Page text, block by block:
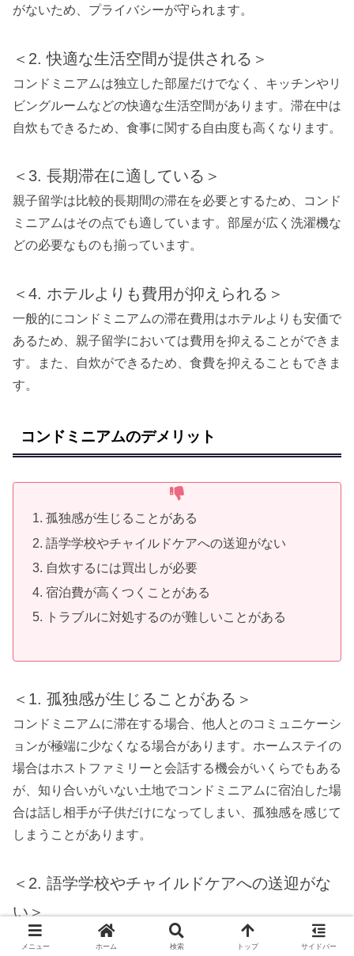
がないため、プライバシーが守られます。
＜2. 快適な生活空間が提供される＞
コンドミニアムは独立した部屋だけでなく、キッチンやリ
ビングルームなどの快適な生活空間があります。滞在中は
自炊もできるため、食事に関する自由度も高くなります。
＜3. 長期滞在に適している＞
親子留学は比較的長期間の滞在を必要とするため、コンド
ミニアムはその点でも適しています。部屋が広く洗濯機な
どの必要なものも揃っています。
＜4. ホテルよりも費用が抑えられる＞
一般的にコンドミニアムの滞在費用はホテルよりも安価で
あるため、親子留学においては費用を抑えることができま
す。また、自炊ができるため、食費を抑えることもできま
す。
コンドミニアムのデメリット
孤独感が生じることがある
語学学校やチャイルドケアへの送迎がない
自炊するには買出しが必要
宿泊費が高くつくことがある
トラブルに対処するのが難しいことがある
＜ 1. 孤独感が生じることがある＞
コンドミニアムに滞在する場合、他人とのコミュニケーシ
ョンが極端に少なくなる場合があります。ホームステイの
場合はホストファミリーと会話する機会がいくらでもある
が、知り合いがいない土地でコンドミニアムに宿泊した場
合は話し相手が子供だけになってしまい、孤独感を感じて
しまうことがあります。
＜ 2. 語学学校やチャイルドケアへの送迎がな
い＞
ホームステイでは語学学校やチャイルドケアへの送迎がオ
メニュー ホーム 検索 トップ サイドバー